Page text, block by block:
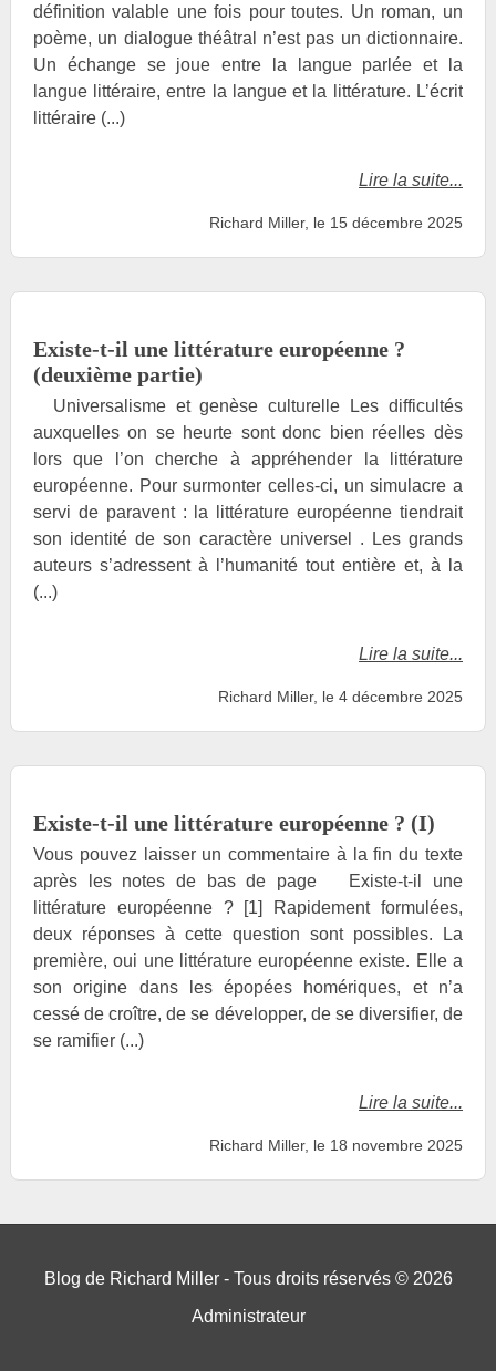
définition valable une fois pour toutes. Un roman, un
poème, un dialogue théâtral n’est pas un dictionnaire.
Un échange se joue entre la langue parlée et la
langue littéraire, entre la langue et la littérature. L’écrit
littéraire (...)
Lire la suite...
Richard Miller, le 15 décembre 2025
Existe-t-il une littérature européenne ?
(deuxième partie)
Universalisme et genèse culturelle Les difficultés
auxquelles on se heurte sont donc bien réelles dès
lors que l’on cherche à appréhender la littérature
européenne. Pour surmonter celles-ci, un simulacre a
servi de paravent : la littérature européenne tiendrait
son identité de son caractère universel . Les grands
auteurs s’adressent à l’humanité tout entière et, à la
(...)
Lire la suite...
Richard Miller, le 4 décembre 2025
Existe-t-il une littérature européenne ? (I)
Vous pouvez laisser un commentaire à la fin du texte
après les notes de bas de page Existe-t-il une
littérature européenne ? [1] Rapidement formulées,
deux réponses à cette question sont possibles. La
première, oui une littérature européenne existe. Elle a
son origine dans les épopées homériques, et n’a
cessé de croître, de se développer, de se diversifier, de
se ramifier (...)
Lire la suite...
Richard Miller, le 18 novembre 2025
Blog de Richard Miller - Tous droits réservés © 2026
Administrateur